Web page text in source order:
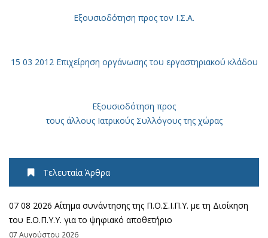
Εξουσιοδότηση προς τον Ι.Σ.Α.
15 03 2012 Επιχείρηση οργάνωσης του εργαστηριακού κλάδου
Εξουσιοδότηση προς
τους άλλους Ιατρικούς Συλλόγους της χώρας
Τελευταία Άρθρα
07 08 2026 Αίτημα συνάντησης της Π.Ο.Σ.Ι.Π.Υ. με τη Διοίκηση
του Ε.Ο.Π.Υ.Υ. για το ψηφιακό αποθετήριο
07 Αυγούστου 2026